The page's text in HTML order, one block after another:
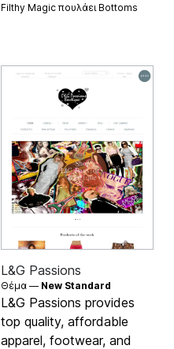
Filthy Magic πουλάει Bottoms
L&G Passions
Θέμα — New Standard
L&G Passions provides
top quality, affordable
apparel, footwear, and